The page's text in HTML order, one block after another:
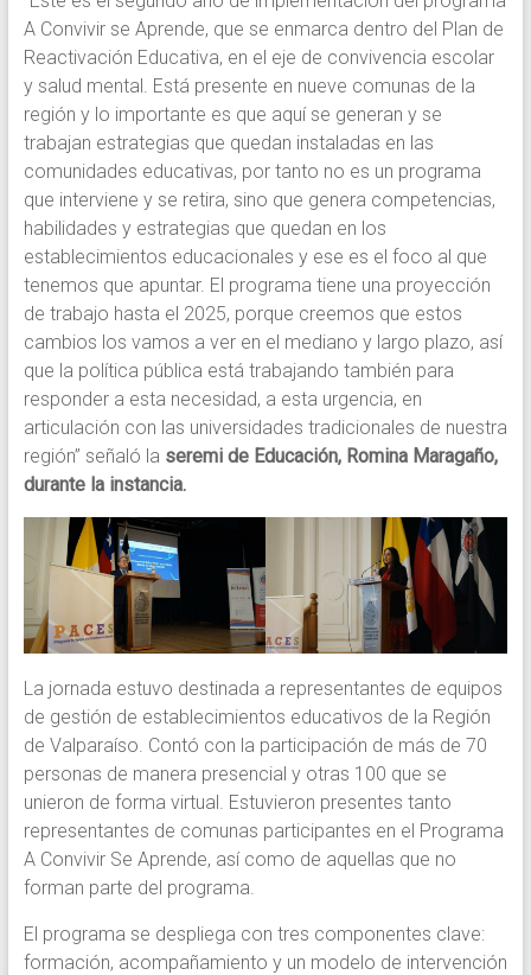
A Convivir se Aprende, que se enmarca dentro del Plan de
Reactivación Educativa, en el eje de convivencia escolar
y salud mental. Está presente en nueve comunas de la
región y lo importante es que aquí se generan y se
trabajan estrategias que quedan instaladas en las
comunidades educativas, por tanto no es un programa
que interviene y se retira, sino que genera competencias,
habilidades y estrategias que quedan en los
establecimientos educacionales y ese es el foco al que
tenemos que apuntar. El programa tiene una proyección
de trabajo hasta el 2025, porque creemos que estos
cambios los vamos a ver en el mediano y largo plazo, así
que la política pública está trabajando también para
responder a esta necesidad, a esta urgencia, en
articulación con las universidades tradicionales de nuestra
región” señaló la seremi de Educación, Romina Maragaño,
durante la instancia.
La jornada estuvo destinada a representantes de equipos
de gestión de establecimientos educativos de la Región
de Valparaíso. Contó con la participación de más de 70
personas de manera presencial y otras 100 que se
unieron de forma virtual. Estuvieron presentes tanto
representantes de comunas participantes en el Programa
A Convivir Se Aprende, así como de aquellas que no
forman parte del programa.
El programa se despliega con tres componentes clave:
formación, acompañamiento y un modelo de intervención